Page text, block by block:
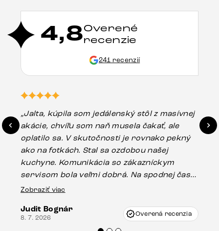
4,8Overené
recenzie
241 recenzií
„Jalta, kúpila som jedálenský stôl z masívnej
akácie, chvíľu som naň musela čakať, ale
oplatilo sa. V skutočnosti je rovnako pekný
ako na fotkách. Stal sa ozdobou našej
kuchyne. Komunikácia so zákazníckym
servisom bola veľmi dobrá. Na spodnej časti
stola bolo malé poškodenie, pravdepodobne
Vincze pri riešení mojej záležitosti pristúpili
veľmi korektne. Odporúčam produkty Delife
Zobraziť viac
Judit Bognár
8. 7. 2026 Overená recenzia